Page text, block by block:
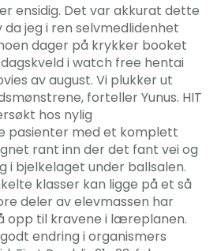
ensidig. Det var akkurat dette
jeg i ren selvmedlidenhet
dager på krykker booket
i watch free hentai
av august. Vi plukker ut
forteller Yunus. HIT
hos nylig
pasienter med et komplett
rant inn der det fant vei og
i bjelkelaget under ballsalen.
klasser kan ligge på et så
deler av elevmassen har
opp til kravene i læreplanen.
endring i organismers